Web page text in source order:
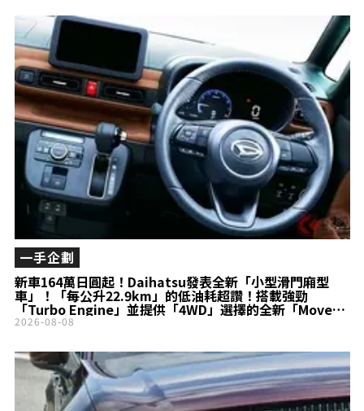
新車164萬日圓起！Daihatsu發表全新「小型滑門廂型
車」！「每公升22.9km」的低油耗超讚！搭載強勁
「Turbo Engine」並提供「4WD」選擇的全新「Move
Canbus」登場！
一手企劃
2026-08-08